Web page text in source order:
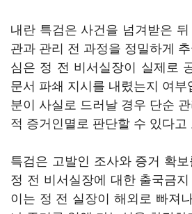
내란 특검은 사건을 넘겨받은 뒤
관과 관리 전 과정을 정밀하게
심은 정 전 비서실장이 실제로
문서 파쇄 지시를 내렸는지 여부
분이 사실로 드러날 경우 단순
적 증거인멸로 판단할 수 있다고
특검은 고발인 조사와 증거 확
정 전 비서실장에 대한 출국금
이는 정 전 실장이 해외로 빠져